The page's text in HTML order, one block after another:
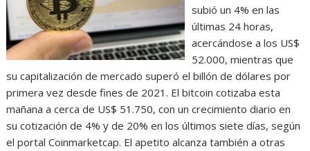
subió un 4% en las
últimas 24 horas,
acercándose a los US$
52.000, mientras que
su capitalización de mercado superó el billón de dólares por
primera vez desde fines de 2021. El bitcoin cotizaba esta
mañana a cerca de US$ 51.750, con un crecimiento diario en
su cotización de 4% y de 20% en los últimos siete días, según
el portal Coinmarketcap. El apetito alcanza también a otras